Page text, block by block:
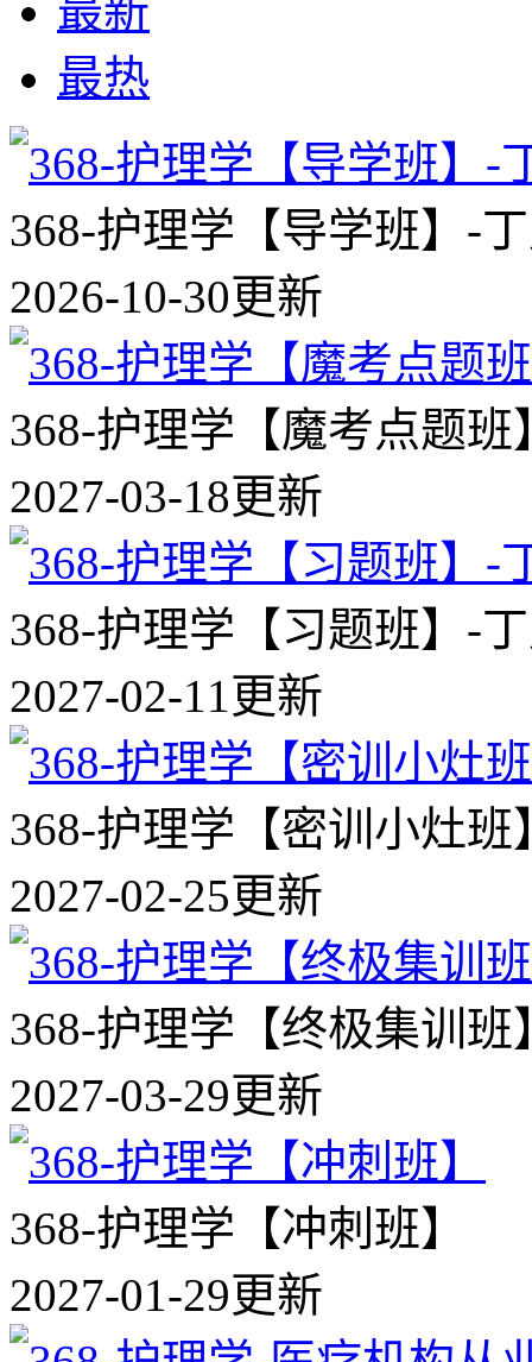
最新
最热
368-护理学【导学班】-
2026-10-30更新
368-护理学【魔考点题班
2027-03-18更新
368-护理学【习题班】-
2027-02-11更新
368-护理学【密训小灶班
2027-02-25更新
368-护理学【终极集训班
2027-03-29更新
368-护理学【冲刺班】
2027-01-29更新